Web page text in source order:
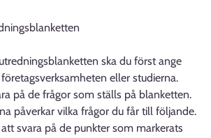
ska du först ange
eller studierna.
på de frågor som ställs på blanketten.
påverkar vilka frågor du får till följande.
svara på de punkter som markerats